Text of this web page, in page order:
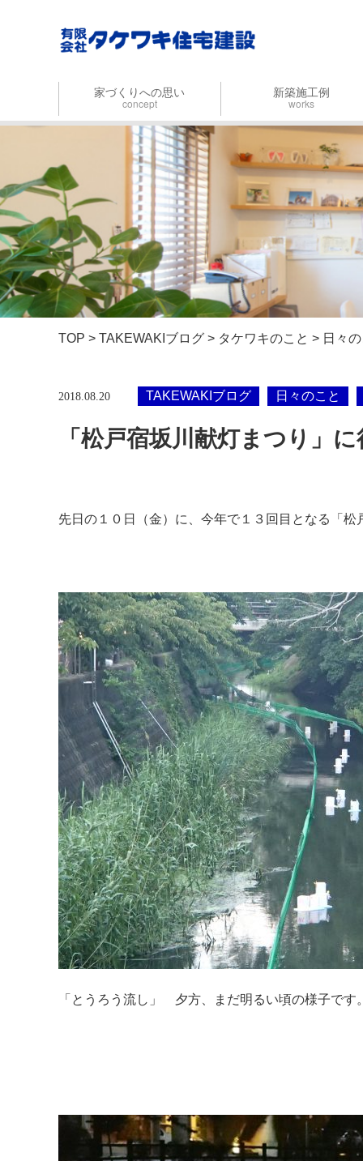
家づくりへの思い
concept
家づくりの流れ
お金のはなし
自然力を活かす
木の家にこだわる
時間をかけてつくる
住み継ぐ
新築施工例
works
タケワキデザイン
設計事務所デザイン
TOP > TAKEWAKIブログ > タケワキのこと > 日々
2018.08.20 TAKEWAKIブログ 日々のこと
「松戸宿坂川献灯まつり」
先日の１０日（金）に、今年で１３回目となる「
「とうろう流し」 夕方、まだ明るい頃の様子です